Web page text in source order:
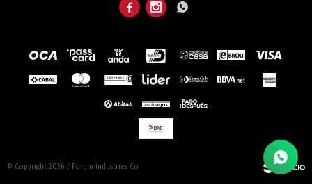
  
© Copyright 2026 / Forum Industries Co